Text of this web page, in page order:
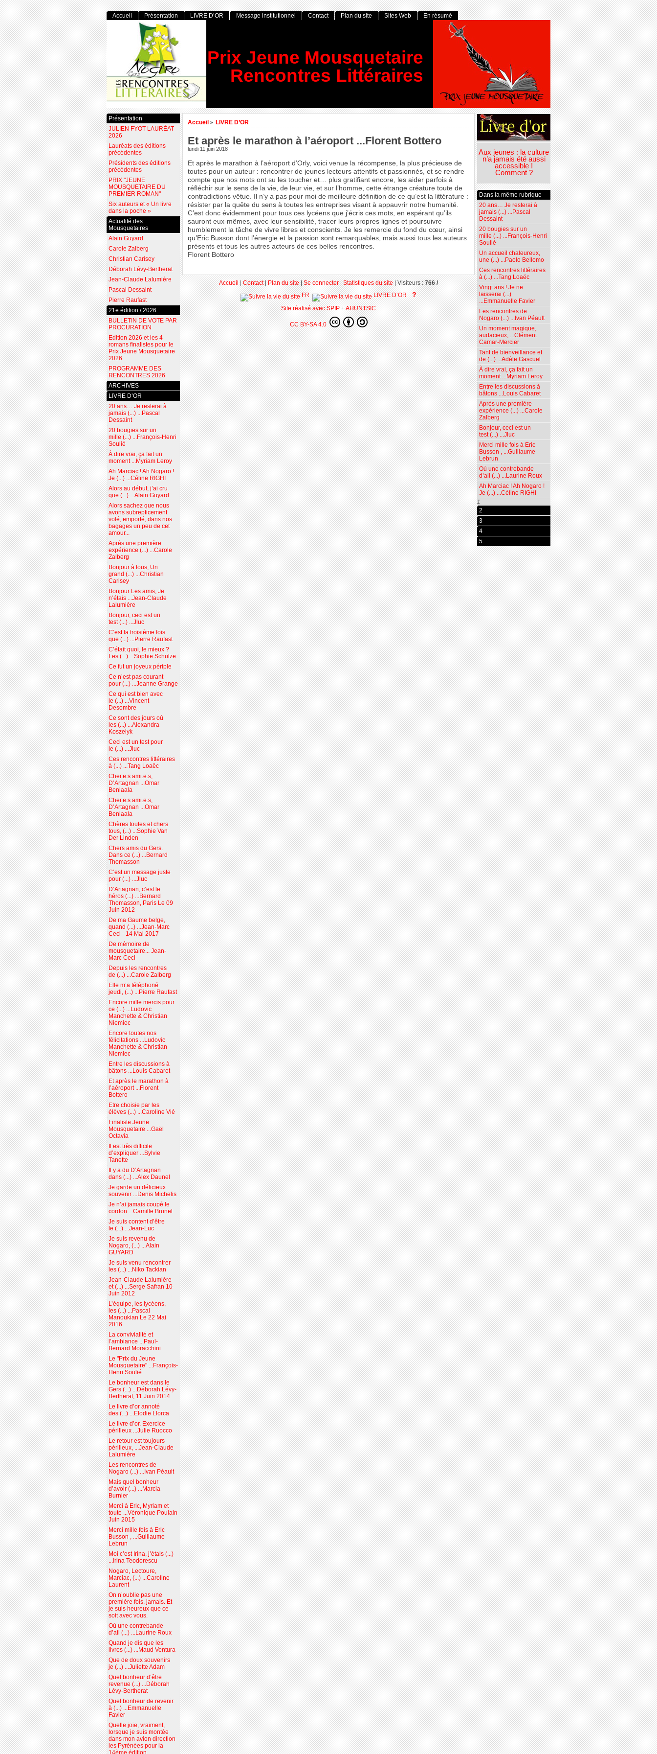
Prix Jeune Mousquetaire
Rencontres Littéraires
Accueil > LIVRE D’OR
Et après le marathon à l’aéroport ...Florent Bottero
lundi 11 juin 2018
Et après le marathon à l’aéroport d’Orly, voici venue la récompense, la plus précieuse de
toutes pour un auteur : rencontrer de jeunes lecteurs attentifs et passionnés, et se rendre
compte que nos mots ont su les toucher et… plus gratifiant encore, les aider parfois à
réfléchir sur le sens de la vie, de leur vie, et sur l’homme, cette étrange créature toute de
contradictions vêtue. Il n’y a pas pour moi de meilleure définition de ce qu’est la littérature :
résister par la quête du sens à toutes les entreprises visant à appauvrir notre humanité.
C’est donc évidemment pour tous ces lycéens que j’écris ces mots, en espérant qu’ils
sauront eux-mêmes, avec leur sensibilité, tracer leurs propres lignes et poursuivre
humblement la tâche de vivre libres et conscients. Je les remercie du fond du cœur, ainsi
qu’Eric Busson dont l’énergie et la passion sont remarquables, mais aussi tous les auteurs
présents et tous les autres acteurs de ces belles rencontres.
Florent Bottero
Aux jeunes : la culture
n’a jamais été aussi
accessible !
Comment ?
Dans la même rubrique
20 ans… Je resterai à
jamais (...) ...Pascal
Dessaint
20 bougies sur un
mille (...) ...François-Henri
Soulié
Un accueil chaleureux,
une (...) ...Paolo Bellomo
Ces rencontres littéraires
à (...) ...Tang Loaëc
Vingt ans ! Je ne
laisserai (...)
...Emmanuelle Favier
Les rencontres de
Nogaro (...) ...Ivan Péault
Un moment magique,
audacieux, ...Clément
Camar-Mercier
Tant de bienveillance et
de (...) ...Adèle Gascuel
À dire vrai, ça fait un
moment ...Myriam Leroy
Entre les discussions à
bâtons ...Louis Cabaret
Après une première
expérience (...) ...Carole
Zalberg
Bonjour, ceci est un
test (...) ...Jluc
Merci mille fois à Eric
Busson , ...Guillaume
Lebrun
Où une contrebande
d’ail (...) ...Laurine Roux
Ah Marciac ! Ah Nogaro !
Je (...) ...Céline RIGHI
1
2
3
4
5
Accueil Présentation LIVRE D’OR Message institutionnel Contact Plan du site Sites Web En résumé
Présentation
JULIEN FYOT LAURÉAT
2026
Lauréats des éditions
précédentes
Présidents des éditions
précédentes
PRIX "JEUNE
MOUSQUETAIRE DU
PREMIER ROMAN"
Six auteurs et « Un livre
dans la poche »
Actualité des
Mousquetaires
Alain Guyard
Carole Zalberg
Christian Carisey
Déborah Lévy-Bertherat
Jean-Claude Lalumière
Pascal Dessaint
Pierre Raufast
21e édition / 2026
BULLETIN DE VOTE PAR
PROCURATION
Edition 2026 et les 4
romans finalistes pour le
Prix Jeune Mousquetaire
2026
PROGRAMME DES
RENCONTRES 2026
ARCHIVES
LIVRE D’OR
20 ans… Je resterai à
jamais (...) ...Pascal
Dessaint
20 bougies sur un
mille (...) ...François-Henri
Soulié
À dire vrai, ça fait un
moment ...Myriam Leroy
Ah Marciac ! Ah Nogaro !
Je (...) ...Céline RIGHI
Alors au début, j’ai cru
que (...) ...Alain Guyard
Alors sachez que nous
avons subrepticement
volé, emporté, dans nos
bagages un peu de cet
amour...
Après une première
expérience (...) ...Carole
Zalberg
Bonjour à tous, Un
grand (...) ...Christian
Carisey
Bonjour Les amis, Je
n’étais ...Jean-Claude
Lalumière
Bonjour, ceci est un
test (...) ...Jluc
C’est la troisième fois
que (...) ...Pierre Raufast
C’était quoi, le mieux ?
Les (...) ...Sophie Schulze
Ce fut un joyeux périple
Ce n’est pas courant
pour (...) ...Jeanne Grange
Ce qui est bien avec
le (...) ...Vincent
Desombre
Ce sont des jours où
les (...) ...Alexandra
Koszelyk
Ceci est un test pour
le (...) ...Jluc
Ces rencontres littéraires
à (...) ...Tang Loaëc
Cher.e.s ami.e.s,
D’Artagnan ...Omar
Benlaala
Cher.e.s ami.e.s,
D’Artagnan ...Omar
Benlaala
Chères toutes et chers
tous, (...) ...Sophie Van
Der Linden
Chers amis du Gers.
Dans ce (...) ...Bernard
Thomasson
C’est un message juste
pour (...) ...Jluc
D’Artagnan, c’est le
héros (...) ...Bernard
Thomasson, Paris Le 09
Juin 2012
De ma Gaume belge,
quand (...) ...Jean-Marc
Ceci - 14 Mai 2017
De mémoire de
mousquetaire... Jean-
Marc Ceci
Depuis les rencontres
de (...) ...Carole Zalberg
Elle m’a téléphoné
jeudi, (...) ...Pierre Raufast
Encore mille mercis pour
ce (...) ...Ludovic
Manchette & Christian
Niemiec
Encore toutes nos
félicitations ...Ludovic
Manchette & Christian
Niemiec
Entre les discussions à
bâtons ...Louis Cabaret
Et après le marathon à
l’aéroport ...Florent
Bottero
Etre choisie par les
élèves (...) ...Caroline Vié
Finaliste Jeune
Mousquetaire ...Gaël
Octavia
Il est très difficile
d’expliquer ...Sylvie
Tanette
Il y a du D’Artagnan
dans (...) ...Alex Daunel
Je garde un délicieux
souvenir ...Denis Michelis
Je n’ai jamais coupé le
cordon ...Camille Brunel
Je suis content d’être
le (...) ...Jean-Luc
Je suis revenu de
Nogaro, (...) ...Alain
GUYARD
Je suis venu rencontrer
les (...) ...Niko Tackian
Jean-Claude Lalumière
et (...) ...Serge Safran 10
Juin 2012
L’équipe, les lycéens,
les (...) ...Pascal
Manoukian Le 22 Mai
2016
La convivialité et
l’ambiance ...Paul-
Bernard Moracchini
Le "Prix du Jeune
Mousquetaire" ...François-
Henri Soulié
Le bonheur est dans le
Gers (...) ...Déborah Lévy-
Bertherat, 11 Juin 2014
Le livre d’or annoté
des (...) ...Elodie Llorca
Le livre d’or. Exercice
périlleux ...Julie Ruocco
Le retour est toujours
périlleux, ...Jean-Claude
Lalumière
Les rencontres de
Nogaro (...) ...Ivan Péault
Mais quel bonheur
d’avoir (...) ...Marcia
Burnier
Merci à Eric, Myriam et
toute ...Véronique Poulain
Juin 2015
Merci mille fois à Eric
Busson , ...Guillaume
Lebrun
Moi c’est Irina, j’étais (...)
...Irina Teodorescu
Nogaro, Lectoure,
Marciac, (...) ...Caroline
Laurent
On n’oublie pas une
première fois, jamais. Et
je suis heureux que ce
soit avec vous.
Où une contrebande
d’ail (...) ...Laurine Roux
Quand je dis que les
livres (...) ...Maud Ventura
Que de doux souvenirs
je (...) ...Juliette Adam
Quel bonheur d’être
revenue (...) ...Déborah
Lévy-Bertherat
Quel bonheur de revenir
à (...) ...Emmanuelle
Favier
Quelle joie, vraiment,
lorsque je suis montée
dans mon avion direction
les Pyrénées pour la
Accueil|Contact|Plan du site|Se connecter|Statistiques du site|Visiteurs :766 /
FR
LIVRE D’OR ?
Site réalisé avec SPIP+AHUNTSIC
CC BY-SA 4.0